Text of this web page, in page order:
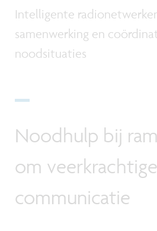
Intelligente
samenwerking en
noodsituaties
Noodhulp bij
om veerkrachtige
communicatie